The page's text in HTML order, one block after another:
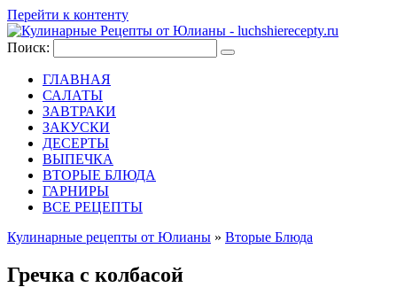
Перейти к контенту
Поиск:
ГЛАВНАЯ
САЛАТЫ
ЗАВТРАКИ
ЗАКУСКИ
ДЕСЕРТЫ
ВЫПЕЧКА
ВТОРЫЕ БЛЮДА
ГАРНИРЫ
ВСЕ РЕЦЕПТЫ
Кулинарные рецепты от Юлианы » Вторые Блюда
Гречка с колбасой